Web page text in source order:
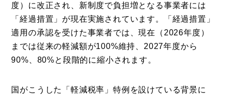
度）に改正され、新制度で負担増となる事業者には
「経過措置」が現在実施されています。「経過措置」
適用の承認を受けた事業者では、現在（2026年度）
までは従来の軽減額が100%維持、2027年度から
90%、80%と段階的に縮小されます。
国がこうした「軽減税率」特例を設けている背景に